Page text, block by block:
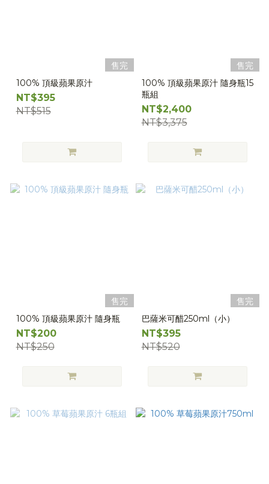
售完
100% 頂級蘋果原汁
NT$395
NT$515
售完
100% 頂級蘋果原汁 隨身瓶15
瓶組
NT$2,400
NT$3,375
售完
100% 頂級蘋果原汁 隨身瓶
NT$200
NT$250
售完
巴薩米可醋250ml（小）
NT$395
NT$520